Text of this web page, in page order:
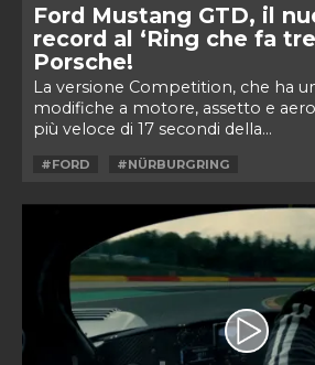
Ford Mustang GTD, il
record al ‘Ring che fa
Porsche!
La versione Competition, che ha
modifiche a motore, assetto e
più veloce di 17 secondi della...
#FORD #NÜRBURGRING